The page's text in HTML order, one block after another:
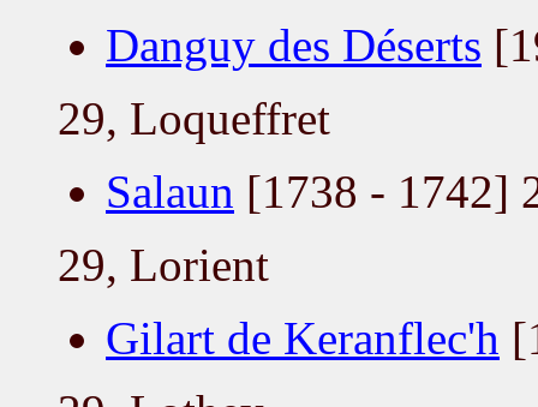
Danguy des Déserts
29, Loqueffret
Salaun [1738 - 1742]
29, Lorient
Gilart de Keranflec'h